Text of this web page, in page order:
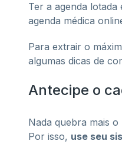
Ter a agenda
agenda médica
Para extrair o
algumas dicas de
Antecipe o
Nada quebra mais
Por isso, use seu